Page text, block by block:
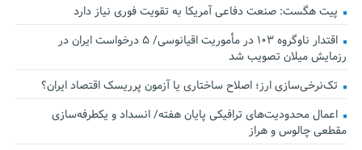
پیت هگست: صنعت دفاعی آمریکا به تقویت فوری نیاز دارد
اقتدار ناوگروه ۱۰۳ در مأموریت‌ اقیانوسی/ ۵ درخواست ایران در
رزمایش میلان تصویب شد
تک‌نرخی‌سازی ارز؛ اصلاح ساختاری یا آزمون پرریسک اقتصاد ایران؟
اعمال محدودیت‌های ترافیکی پایان هفته/ انسداد و یکطرفه‌سازی
مقطعی چالوس و هراز